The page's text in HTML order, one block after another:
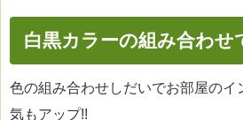
白黒カラーの組み合わせ
色の組み合わせしだいでお部屋のイ
気もアップ!!